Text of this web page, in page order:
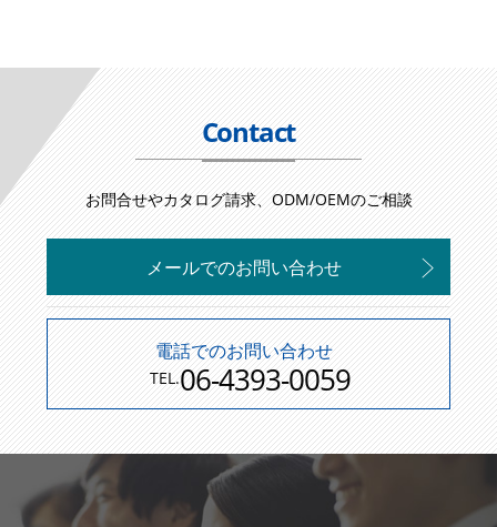
Contact
お問合せやカタログ請求、ODM/OEMのご相談
メールでのお問い合わせ
電話でのお問い合わせ
TEL.06-4393-0059